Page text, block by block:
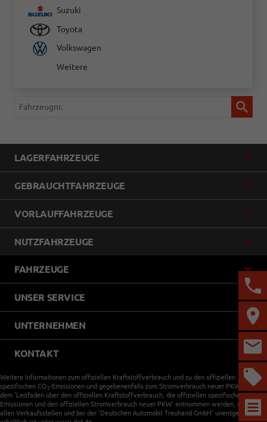
Suzuki
Toyota
Volkswagen
Weitere
Fahrzeugnr.
LAGERFAHRZEUGE
GEBRAUCHTFAHRZEUGE
VORLAUFFAHRZEUGE
NUTZFAHRZEUGE
FAHRZEUGE
UNSER SERVICE
UNTERNEHMEN
KONTAKT
Weitere Informationen zum offiziellen Kraftstoffverbrauch und zu den offiziellen
spezifischen CO 2-Emissionen und gegebenenfalls zum Stromverbrauch neuer PKW können
dem 'Leitfaden über den offiziellen Kraftstoffverbrauch, die offiziellen spezifischen CO
Emissionen und den offiziellen Stromverbrauch neuer PKW' entnommen werden, der an
allen Verkaufsstellen und bei der 'Deutschen Automobil Treuhand GmbH' unentgeltlich